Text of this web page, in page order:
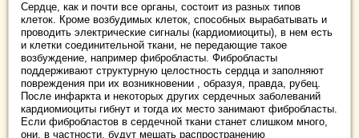
Сердце, как и почти все органы, состоит из разных типов
клеток. Кроме возбудимых клеток, способных вырабатывать и
проводить электрические сигналы (кардиомиоциты), в нем есть
и клетки соединительной ткани, не передающие такое
возбуждение, например фибробласты. Фибробласты
поддерживают структурную целостность сердца и заполняют
повреждения при их возникновении , образуя, правда, рубец.
После инфаркта и некоторых других сердечных заболеваний
кардиомиоциты гибнут и тогда их место занимают фибробласты.
Если фибробластов в сердечной ткани станет слишком много,
они, в частности, будут мешать распространению